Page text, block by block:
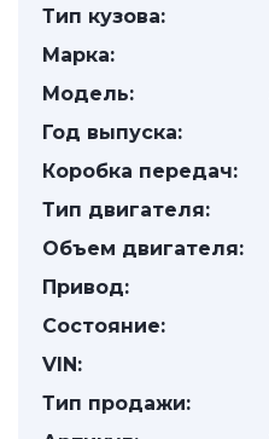
Тип кузова:
Марка:
Модель:
Год выпуска:
Коробка передач:
Тип двигателя:
Объем двигателя:
Привод:
Состояние:
VIN:
Тип продажи: